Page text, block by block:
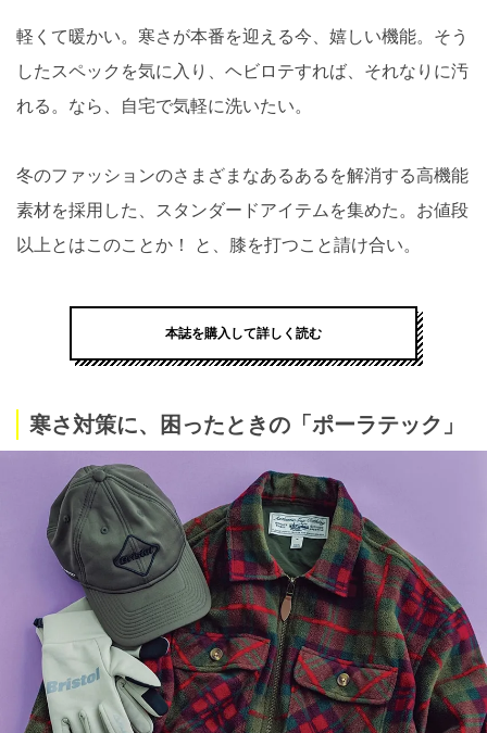
軽くて暖かい。寒さが本番を迎える今、嬉しい機能。そう
したスペックを気に入り、ヘビロテすれば、それなりに汚
れる。なら、自宅で気軽に洗いたい。
冬のファッションのさまざまなあるあるを解消する高機能
素材を採用した、スタンダードアイテムを集めた。お値段
以上とはこのことか！ と、膝を打つこと請け合い。
本誌を購入して詳しく読む
寒さ対策に、困ったときの「ポーラテック」